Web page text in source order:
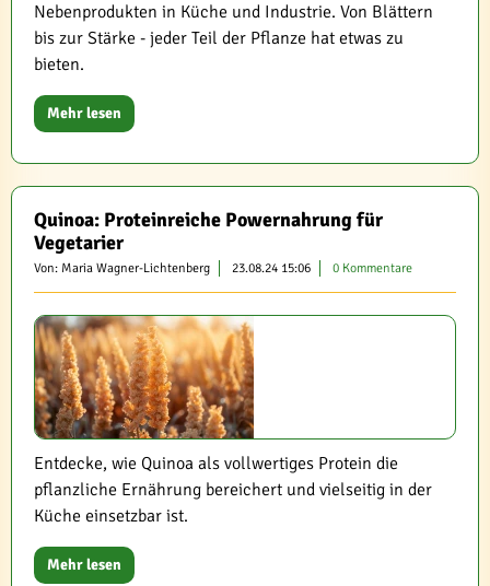
Nebenprodukten in Küche und Industrie. Von Blättern
bis zur Stärke - jeder Teil der Pflanze hat etwas zu
bieten.
Mehr lesen
Quinoa: Proteinreiche Powernahrung für
Vegetarier
Von: Maria Wagner-Lichtenberg 23.08.24 15:06 0 Kommentare
Entdecke, wie Quinoa als vollwertiges Protein die
pflanzliche Ernährung bereichert und vielseitig in der
Küche einsetzbar ist.
Mehr lesen